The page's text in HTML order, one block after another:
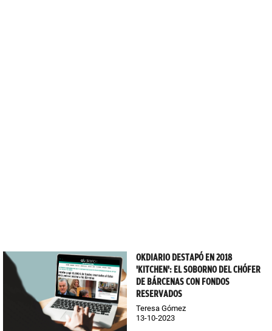
OKDIARIO DESTAPÓ EN 2018
'KITCHEN': EL SOBORNO DEL CHÓFER
DE BÁRCENAS CON FONDOS
RESERVADOS
Teresa Gómez
13-10-2023